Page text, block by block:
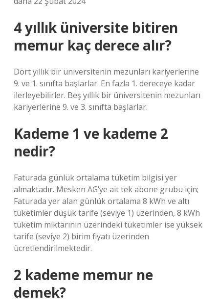
4 yıllık üniversite bitiren
memur kaç derece alır?
Dört yıllık bir üniversitenin mezunları kariyerlerine
9. ve 1. sınıfta başlarlar. En fazla 1. dereceye kadar
ilerleyebilirler. Beş yıllık bir üniversitenin mezunları
kariyerlerine 9. ve 3. sınıfta başlarlar.
Kademe 1 ve kademe 2
nedir?
Faturada günlük ortalama tüketim bilgisi yer
almaktadır. Mesken AG’ye ait tek abone grubu için;
Faturada yer alan günlük ortalama 8 kWh ve altı
tüketimler düşük tarife (seviye 1) üzerinden, 8 kWh
tüketim miktarının üzerindeki tüketimler ise yüksek
tarife (seviye 2) birim fiyatı üzerinden
ücretlendirilmektedir.
2 kademe memur ne
demek?